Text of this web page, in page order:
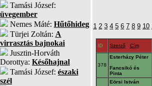
Tamási József:
üvegember
Nemes Máté: Hűtőhideg
Türjei Zoltán: A
virrasztás bajnokai
Jusztin-Horváth
Dorottya: Későhajnal
Tamási József: északi
szél
1 2 3 4 5 6 7 8 9 10
ID Szerző Cím
378
Esterházy Péter
Fancsikó és
Pinta
Eörsi István